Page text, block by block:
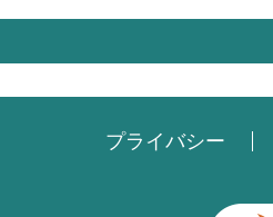
プライバシー